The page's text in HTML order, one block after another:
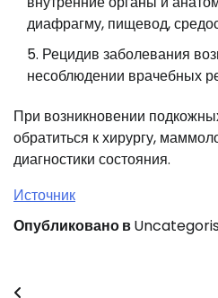
диафрагму, пищевод,
Рецидив заболевания
несоблюдении врачебных
При возникновении
обратиться к хирургу,
диагностики состояния.
Источник
Опубликовано в